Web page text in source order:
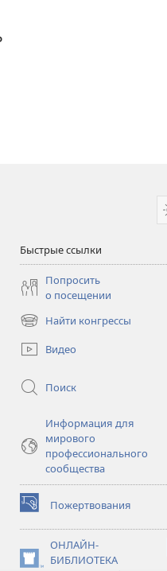
Быстрые ссылки
Попросить
о посещении
Найти конгрессы
(открывается
в
новом
Видео
Поиск
Информация для
мирового
профессионального
сообщества
Пожертвования
(открывается
в
новом
окне)
ОНЛАЙН-
БИБЛИОТЕКА
(открывается